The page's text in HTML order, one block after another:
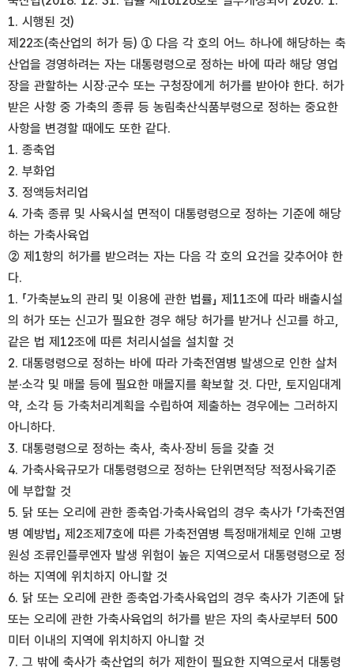
1. 시행된 것)
제22조(축산업의 허가 등) ① 다음 각 호의 어느 하나에 해당하는 축
산업을 경영하려는 자는 대통령령으로 정하는 바에 따라 해당 영업
장을 관할하는 시장·군수 또는 구청장에게 허가를 받아야 한다. 허가
받은 사항 중 가축의 종류 등 농림축산식품부령으로 정하는 중요한
사항을 변경할 때에도 또한 같다.
1. 종축업
2. 부화업
3. 정액등처리업
4. 가축 종류 및 사육시설 면적이 대통령령으로 정하는 기준에 해당
하는 가축사육업
② 제1항의 허가를 받으려는 자는 다음 각 호의 요건을 갖추어야 한
다.
1. 「가축분뇨의 관리 및 이용에 관한 법률」 제11조에 따라 배출시설
의 허가 또는 신고가 필요한 경우 해당 허가를 받거나 신고를 하고,
같은 법 제12조에 따른 처리시설을 설치할 것
2. 대통령령으로 정하는 바에 따라 가축전염병 발생으로 인한 살처
분·소각 및 매몰 등에 필요한 매몰지를 확보할 것. 다만, 토지임대계
약, 소각 등 가축처리계획을 수립하여 제출하는 경우에는 그러하지
아니하다.
3. 대통령령으로 정하는 축사, 축사·장비 등을 갖출 것
4. 가축사육규모가 대통령령으로 정하는 단위면적당 적정사육기준
에 부합할 것
5. 닭 또는 오리에 관한 종축업·가축사육업의 경우 축사가 「가축전염
병 예방법」 제2조제7호에 따른 가축전염병 특정매개체로 인해 고병
원성 조류인플루엔자 발생 위험이 높은 지역으로서 대통령령으로 정
하는 지역에 위치하지 아니할 것
6. 닭 또는 오리에 관한 종축업·가축사육업의 경우 축사가 기존에 닭
또는 오리에 관한 가축사육업의 허가를 받은 자의 축사로부터 500
미터 이내의 지역에 위치하지 아니할 것
7. 그 밖에 축사가 축산업의 허가 제한이 필요한 지역으로서 대통령